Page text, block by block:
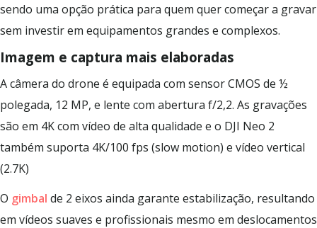
sendo uma opção prática para quem quer começar a gravar
sem investir em equipamentos grandes e complexos.
Imagem e captura mais elaboradas
A câmera do drone é equipada com sensor CMOS de ½
polegada, 12 MP, e lente com abertura f/2,2. As gravações
são em 4K com vídeo de alta qualidade e o DJI Neo 2
também suporta 4K/100 fps (slow motion) e vídeo vertical
(2.7K)
O gimbal de 2 eixos ainda garante estabilização, resultando
em vídeos suaves e profissionais mesmo em deslocamentos